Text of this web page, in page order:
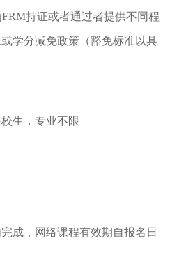
持证或者通过者提供不同程
学分减免政策（豁免标准以具
生，专业不限
成，网络课程有效期自报名日